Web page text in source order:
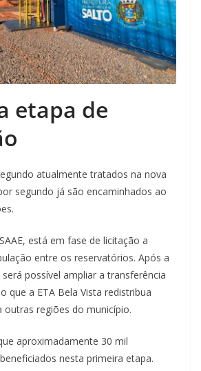
etapa de
atualmente tratados na nova
segundo já são encaminhados ao
está em fase de licitação a
entre os reservatórios. Após a
possível ampliar a transferência
que a ETA Bela Vista redistribua
outras regiões do município.
aproximadamente 30 mil
nesta primeira etapa.